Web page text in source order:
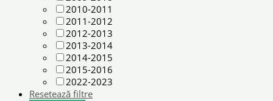
2010-2011
2011-2012
2012-2013
2013-2014
2014-2015
2015-2016
2022-2023
Resetează filtre